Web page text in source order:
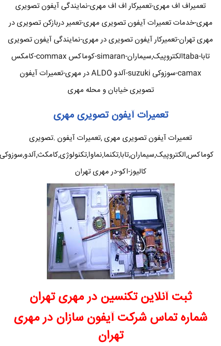
تعمیراف اف مهری-تعمیرکار اف اف مهری-نمایندگی آیفون تصویری
مهری-خدمات تعمیرات آیفون تصویری مهری-تعمیر دربازکن تصویری در
مهری تهران-تعمیرکار آیفون تصویری در مهری-نمایندگی آیفون تصویری
تابا-tabaالکتروپیک,سیماران-simaran-کوماکس commax-کامکس
camax-سوزوکی suzuki-آلدو ALDO در مهری-تعمیرات آیفون
تصویری خیابان و محله مهری
تعمیرات آیفون تصویری مهری
تعمیرات آیفون تصویری مهری ,تعمیرات آیفون .تصویری
کوماکس,الکتروپیک,سیماران,تابا,تکنما,نماوا,تکنولوژی,کامکث,آلدو,سوزوکی
کالیوز-اکو-در مهری تهران
ثبت آنلاین تکنسین در مهری تهران
شماره تماس شرکت آیفون سازان در مهری
تهران